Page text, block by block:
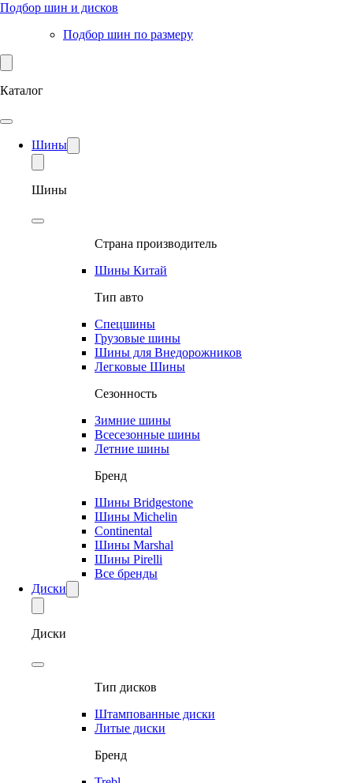
Подбор шин и дисков
Подбор шин по размеру
Каталог
Шины
Шины
Страна производитель
Шины Китай
Тип авто
Спецшины
Грузовые шины
Шины для Внедорожников
Легковые Шины
Сезонность
Зимние шины
Всесезонные шины
Летние шины
Бренд
Шины Bridgestone
Шины Michelin
Continental
Шины Marshal
Шины Pirelli
Все бренды
Диски
Диски
Тип дисков
Штампованные диски
Литые диски
Бренд